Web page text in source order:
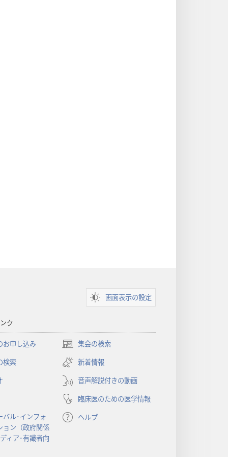
画面表示の設定
ク
お申し込み 集会の検索
（新
し
い
タ
ブ
で
開
く）
検索
新着情報
音声解説付きの動画
臨床医のための医学情報
バル･インフォ
ョン（政府関係
ィア･有識者向
ヘルプ